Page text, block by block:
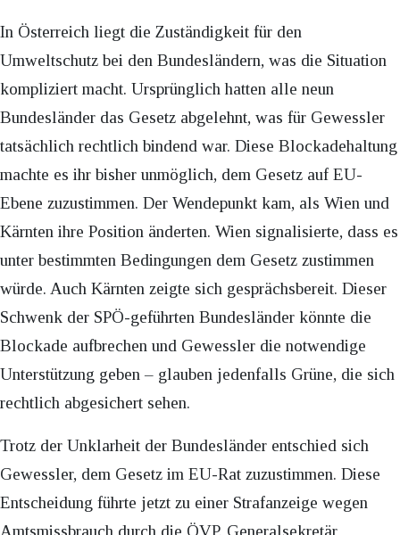
In Österreich liegt die Zuständigkeit für den
Umweltschutz bei den Bundesländern, was die Situation
kompliziert macht. Ursprünglich hatten alle neun
Bundesländer das Gesetz abgelehnt, was für Gewessler
tatsächlich rechtlich bindend war. Diese Blockadehaltung
machte es ihr bisher unmöglich, dem Gesetz auf EU-
Ebene zuzustimmen. Der Wendepunkt kam, als Wien und
Kärnten ihre Position änderten. Wien signalisierte, dass es
unter bestimmten Bedingungen dem Gesetz zustimmen
würde. Auch Kärnten zeigte sich gesprächsbereit. Dieser
Schwenk der SPÖ-geführten Bundesländer könnte die
Blockade aufbrechen und Gewessler die notwendige
Unterstützung geben – glauben jedenfalls Grüne, die sich
rechtlich abgesichert sehen.
Trotz der Unklarheit der Bundesländer entschied sich
Gewessler, dem Gesetz im EU-Rat zuzustimmen. Diese
Entscheidung führte jetzt zu einer Strafanzeige wegen
Amtsmissbrauch durch die ÖVP. Generalsekretär